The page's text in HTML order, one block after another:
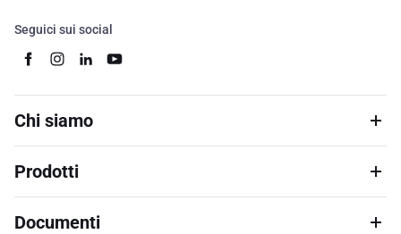
Seguici sui social
Chi siamo
Prodotti
Documenti